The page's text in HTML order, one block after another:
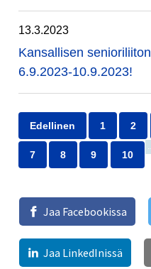
13.3.2023
Kansallisen
6.9.2023-10.9.2023!
Edellinen 1 2
7 8 9 10
Jaa Facebookissa
Jaa LinkedInissä